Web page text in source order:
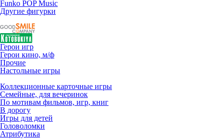
Funko POP Music
Другие фигурки
Герои игр
Герои кино, м/ф
Прочие
Настольные игры
Коллекционные карточные игры
Семейные, для вечеринок
По мотивам фильмов, игр, книг
В дорогу
Игры для детей
Головоломки
Атрибутика